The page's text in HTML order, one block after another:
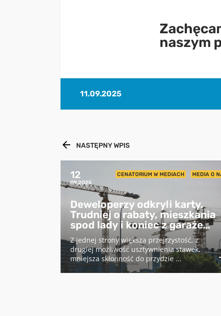
naszym
11.09.2025
NASTĘPNY WPIS
12
09.2025
CENATORIUM W MEDIACH MEDIA O
Deweloperzy odkryli karty.
Trudniej o rabaty, mieszkania
spod lady i koniec z garażem
za „złotówkę”
Z jednej strony większa przejrzystość, z
drugiej możliwość usztywnienia stawek,
mniejsza skłonność do przydzie ...